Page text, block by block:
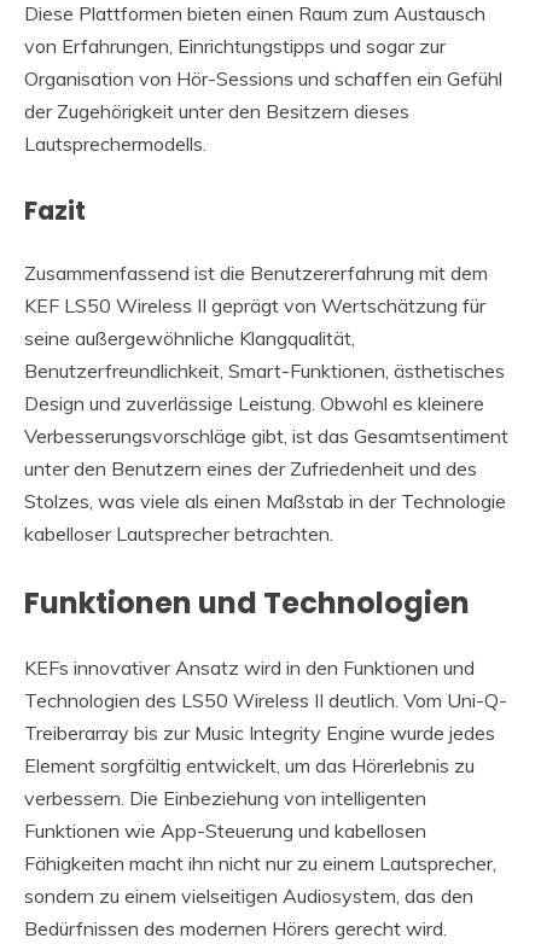
Diese Plattformen bieten einen Raum zum Austausch
von Erfahrungen, Einrichtungstipps und sogar zur
Organisation von Hör-Sessions und schaffen ein Gefühl
der Zugehörigkeit unter den Besitzern dieses
Lautsprechermodells.
Fazit
Zusammenfassend ist die Benutzererfahrung mit dem
KEF LS50 Wireless II geprägt von Wertschätzung für
seine außergewöhnliche Klangqualität,
Benutzerfreundlichkeit, Smart-Funktionen, ästhetisches
Design und zuverlässige Leistung. Obwohl es kleinere
Verbesserungsvorschläge gibt, ist das Gesamtsentiment
unter den Benutzern eines der Zufriedenheit und des
Stolzes, was viele als einen Maßstab in der Technologie
kabelloser Lautsprecher betrachten.
Funktionen und Technologien
KEFs innovativer Ansatz wird in den Funktionen und
Technologien des LS50 Wireless II deutlich. Vom Uni-Q-
Treiberarray bis zur Music Integrity Engine wurde jedes
Element sorgfältig entwickelt, um das Hörerlebnis zu
verbessern. Die Einbeziehung von intelligenten
Funktionen wie App-Steuerung und kabellosen
Fähigkeiten macht ihn nicht nur zu einem Lautsprecher,
sondern zu einem vielseitigen Audiosystem, das den
Bedürfnissen des modernen Hörers gerecht wird.